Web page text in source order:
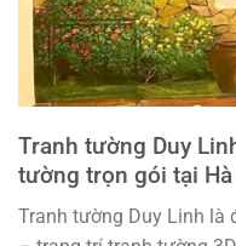
Tranh tường Duy
tường trọn gói tại Hà
Tranh tường Duy Linh là